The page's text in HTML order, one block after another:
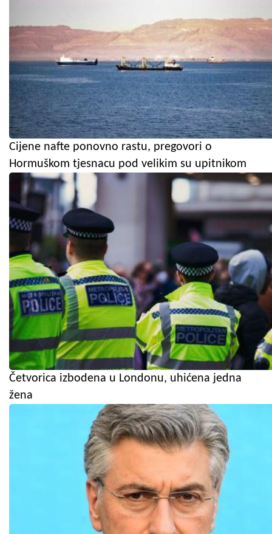
Cijene nafte ponovno rastu, pregovori o
Hormuškom tjesnacu pod velikim su upitnikom
Četvorica izbodena u Londonu, uhićena jedna
žena